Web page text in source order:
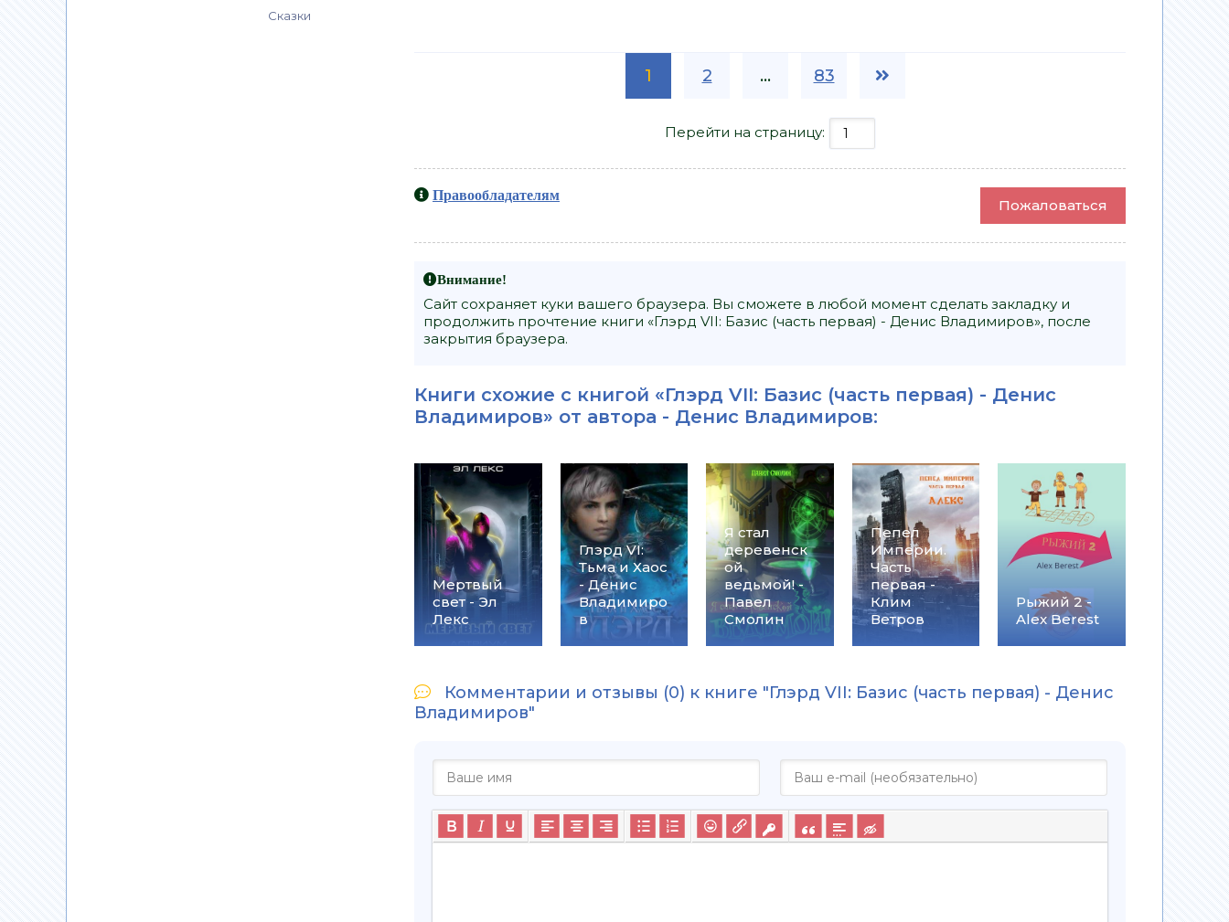
Сказки
1 2 ... 83
Перейти на страницу:
Правообладателям
Пожаловаться
Внимание!
Сайт сохраняет куки вашего браузера. Вы сможете в любой момент сделать закладку и
продолжить прочтение книги «Глэрд VII: Базис (часть первая) - Денис Владимиров», после
закрытия браузера.
Книги схожие с книгой «Глэрд VII: Базис (часть первая) - Денис
Владимиров» от автора - Денис Владимиров:
Мертвый
свет - Эл
Лекс
Глэрд VI:
Тьма и Хаос
- Денис
Владимиро
в
Я стал
деревенск
ой
ведьмой! -
Павел
Смолин
Пепел
Империи.
Часть
первая -
Клим
Ветров
Рыжий 2 -
Alex Berest
Комментарии и отзывы (0) к книге "Глэрд VII: Базис (часть первая) - Денис
Владимиров"